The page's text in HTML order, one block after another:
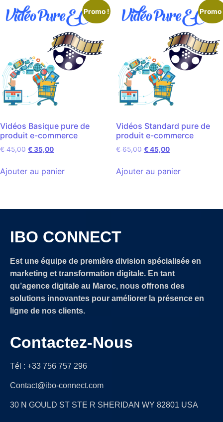
Promo !
Vidéos Basique pure de
produit e-commerce
€45,00 €35,00
Ajouter au panier
Promo
Vidéos Standard pure de
produit e-commerce
€65,00 €45,00
Ajouter au panier
IBO CONNECT
Est une équipe de première division spécialisée en
marketing et transformation digitale. En tant
qu’agence digitale au Maroc, nous offrons des
solutions innovantes pour améliorer la présence en
ligne de nos clients.
Contactez-Nous
Tél : +33 756 757 296
Contact@ibo-connect.com
30 N GOULD ST STE R SHERIDAN WY 82801 USA